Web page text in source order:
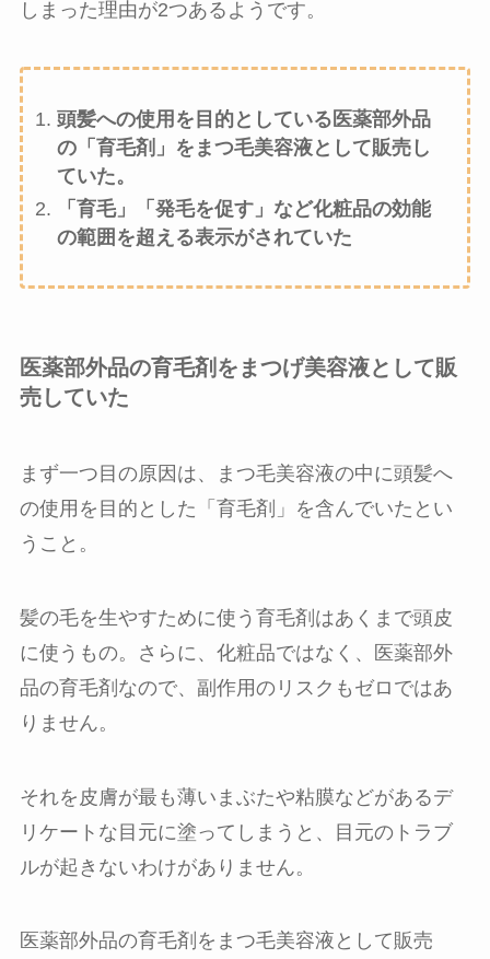
しまった理由が2つあるようです。
頭髪への使用を目的としている医薬部外品
の「育毛剤」をまつ毛美容液として販売し
ていた。
「育毛」「発毛を促す」など化粧品の効能
の範囲を超える表示がされていた
医薬部外品の育毛剤をまつげ美容液として販
売していた
まず一つ目の原因は、まつ毛美容液の中に頭髪へ
の使用を目的とした「育毛剤」を含んでいたとい
うこと。
髪の毛を生やすために使う育毛剤はあくまで頭皮
に使うもの。さらに、化粧品ではなく、医薬部外
品の育毛剤なので、副作用のリスクもゼロではあ
りません。
それを皮膚が最も薄いまぶたや粘膜などがあるデ
リケートな目元に塗ってしまうと、目元のトラブ
ルが起きないわけがありません。
医薬部外品の育毛剤をまつ毛美容液として販売